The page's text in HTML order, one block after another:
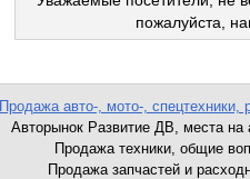
пожалуйста,
Продажа авто-, мото-, спецтехники,
Авторынок Развитие ДВ, места на
Продажа техники, общие
Продажа запчастей и